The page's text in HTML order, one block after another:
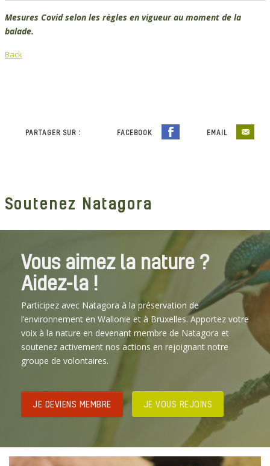
Mesures Covid selon les règles en vigueur au moment de la
balade.
Back
PARTAGER SUR : FACEBOOK EMAIL
Soutenez Natagora
Vous aimez la nature ?
Aidez-la !
Participez avec Natagora à la préservation de
l’environnement en Wallonie et à Bruxelles. Apportez votre
voix à la nature en devenant membre de Natagora et
soutenez activement nos actions en rejoignant notre
groupe de volontaires.
JE DEVIENS MEMBRE JE VOUS REJOINS